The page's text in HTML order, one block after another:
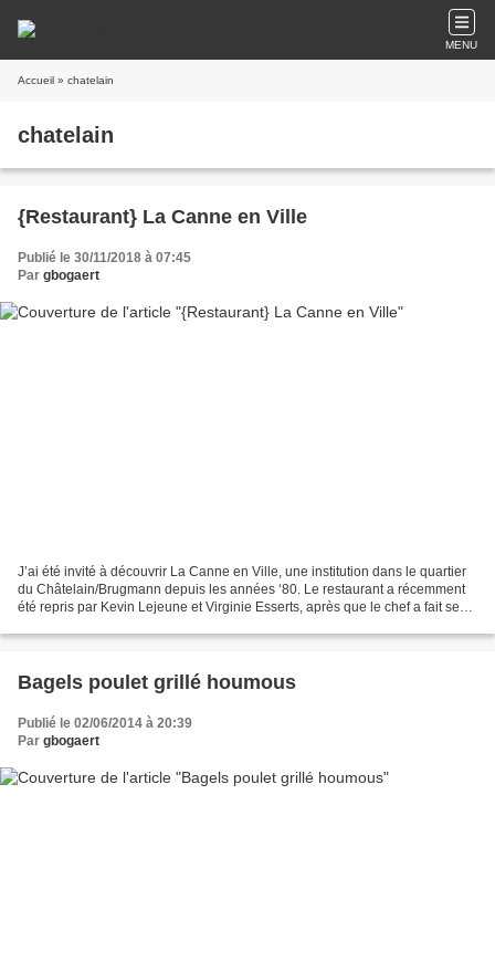
MENU
Accueil » chatelain
chatelain
{Restaurant} La Canne en Ville
Publié le 30/11/2018 à 07:45
Par gbogaert
J’ai été invité à découvrir La Canne en Ville, une institution dans le quartier
du Châtelain/Brugmann depuis les années ‘80. Le restaurant a récemment
été repris par Kevin Lejeune et Virginie Esserts, après que le chef a fait ses
Bagels poulet grillé houmous
Publié le 02/06/2014 à 20:39
Par gbogaert